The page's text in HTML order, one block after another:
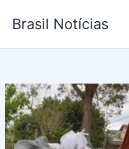
para
conteúdo
Brasil Notícias